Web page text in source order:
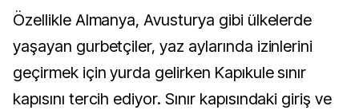
Özellikle Almanya, Avusturya gibi ülkelerde
yaşayan gurbetçiler, yaz aylarında izinlerini
geçirmek için yurda gelirken Kapıkule sınır
kapısını tercih ediyor. Sınır kapısındaki giriş ve